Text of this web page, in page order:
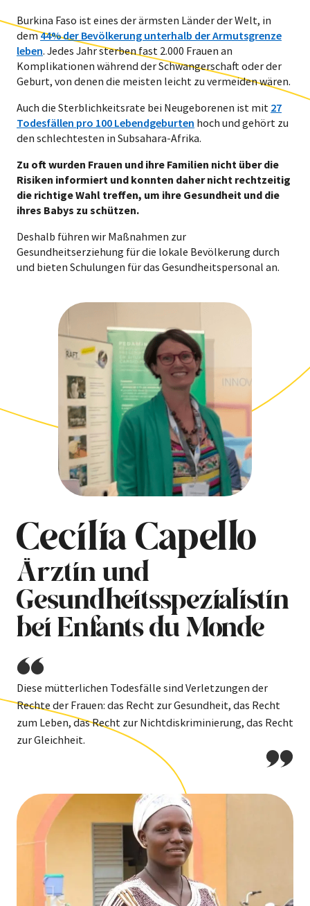
Burkina Faso ist eines der ärmsten Länder der Welt, in
dem44% der Bevölkerung unterhalb der Armutsgrenze
leben. Jedes Jahr sterben fast 2.000 Frauen an
Komplikationen während der Schwangerschaft oder der
Geburt, von denen die meisten leicht zu vermeiden wären.
Auch die Sterblichkeitsrate bei Neugeborenen ist mit 27
Todesfällen pro 100 Lebendgeburten hoch und gehört zu
den schlechtesten in Subsahara-Afrika.
Zu oft wurden Frauen und ihre Familien nicht über die
Risiken informiert und konnten daher nicht rechtzeitig
die richtige Wahl treffen, um ihre Gesundheit und die
ihres Babys zu schützen.
Deshalb führen wir Maßnahmen zur
Gesundheitserziehung für die lokale Bevölkerung durch
und bieten Schulungen für das Gesundheitspersonal an.
Cecilia Capello
Ärztin und
Gesundheitsspezialistin
bei Enfants du Monde
Diese mütterlichen Todesfälle sind Verletzungen der
Rechte der Frauen: das Recht zur Gesundheit, das Recht
zum Leben, das Recht zur Nichtdiskriminierung, das Recht
zur Gleichheit.